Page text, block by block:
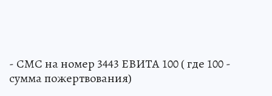
- СМС на номер 3443 ЕВИТА 100 ( где 100 -
сумма пожертвования)